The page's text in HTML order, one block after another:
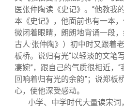
医张仲陶读《史记》。“他教我
本《史记》，他面前也有一本
微闭着眼睛，朗朗地背诵一段
古人·张仲陶》）初中时又跟着
板桥。说归有光“以轻淡的文笔
凄婉”，跟自己的气质很相近，
回响着归有光的余韵”；说郑板
心，使他深受感动。
小学、中学时代大量读宋词